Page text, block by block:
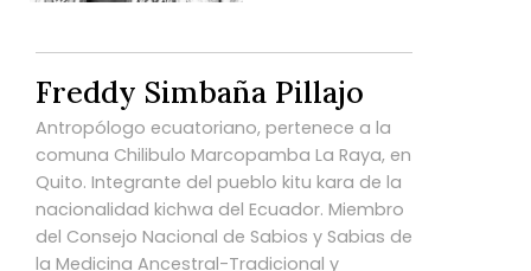
Freddy Simbaña Pillajo
Antropólogo ecuatoriano, pertenece a la
comuna Chilibulo Marcopamba La Raya, en
Quito. Integrante del pueblo kitu kara de la
nacionalidad kichwa del Ecuador. Miembro
del Consejo Nacional de Sabios y Sabias de
la Medicina Ancestral-Tradicional y